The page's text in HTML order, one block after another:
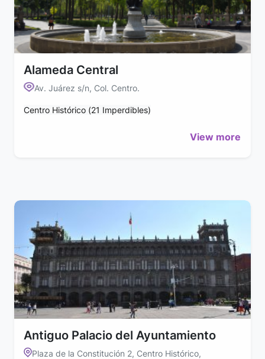
Alameda Central
Av. Juárez s/n, Col. Centro.
Centro Histórico (21 Imperdibles)
View more
Antiguo Palacio del Ayuntamiento
Plaza de la Constitución 2, Centro Histórico,